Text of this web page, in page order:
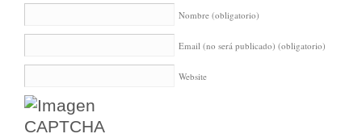
Nombre (obligatorio)
Email (no será publicado) (obligatorio)
Website